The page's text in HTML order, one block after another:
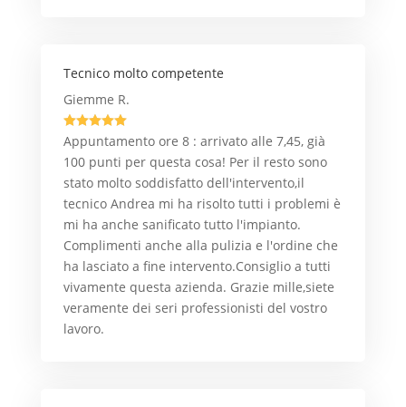
Tecnico molto competente
Giemme R.

Appuntamento ore 8 : arrivato alle 7,45, già
100 punti per questa cosa! Per il resto sono
stato molto soddisfatto dell'intervento,il
tecnico Andrea mi ha risolto tutti i problemi è
mi ha anche sanificato tutto l'impianto.
Complimenti anche alla pulizia e l'ordine che
ha lasciato a fine intervento.Consiglio a tutti
vivamente questa azienda. Grazie mille,siete
veramente dei seri professionisti del vostro
lavoro.